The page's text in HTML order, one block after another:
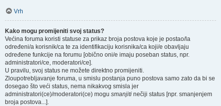
Vrh
Kako mogu promijeniti svoj status?
Većina foruma koristi statuse za prikaz broja postova koje je postao/la
određeni/a korisnik/ca te za identifikaciju korisnika/ca koji/e obavljaju
određene funkcije na forumu [obično oni/e imaju poseban status, npr.
administratori/ce, moderatori/ce].
U pravilu, svoj status ne možete direktno promijeniti.
Zloupotrebljavanje foruma, u smislu postanja puno postova samo zato da bi se
dosegao što veći status, nema nikakvog smisla jer
administratori(ce)/moderatori(ce) mogu smanjiti nečiji status [npr. smanjenjem
broja postova...].